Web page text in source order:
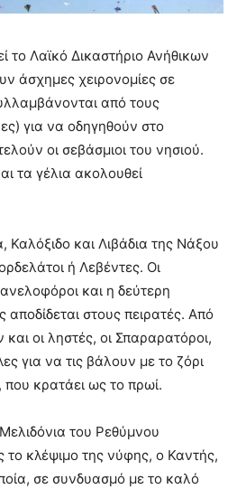
το Λαϊκό Δικαστήριο Ανήθικων
άσχημες χειρονομίες σε
από τους
για να οδηγηθούν στο
οι σεβάσμιοι του νησιού.
τα γέλια ακολουθεί
Καλόξιδο και Λιβάδια της Νάξου
ή Λεβέντες. Οι
και η δεύτερη
στους πειρατές. Από
οι ληστές, οι Σπαραρατόροι,
για να τις βάλουν με το ζόρι
που κρατάει ως το πρωί.
του Ρεθύμνου
κλέψιμο της νύφης, ο Καντής,
σε συνδυασμό με το καλό